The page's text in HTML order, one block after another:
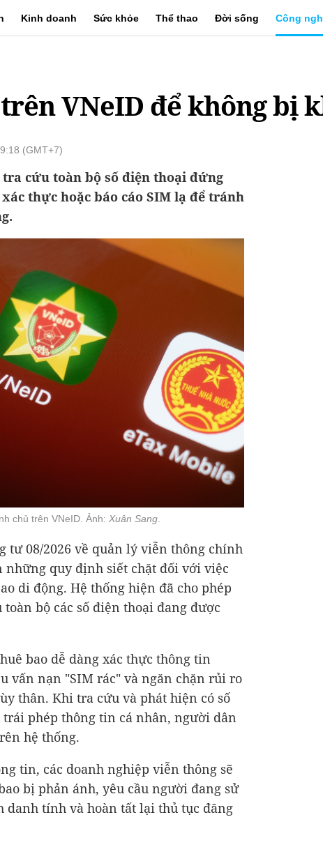
Kinh doanh Sức khỏe Thể thao Đời sống Công
VNeID để không bị
(GMT+7)
cứu toàn bộ số điện thoại đứng
thực hoặc báo cáo SIM lạ để tránh
chủ trên VNeID. Ảnh: Xuân Sang
tư 08/2026 về quản lý viễn thông chính
những quy định siết chặt đối với việc
di động. Hệ thống hiện đã cho phép
bộ các số điện thoại đang được
bao dễ dàng xác thực thông tin
vấn nạn "SIM rác" và ngăn chặn rủi ro
thân. Khi tra cứu và phát hiện có số
phép thông tin cá nhân, người dân
hệ thống.
tin, các doanh nghiệp viễn thông sẽ
bị phản ánh, yêu cầu người đang sử
danh tính và hoàn tất lại thủ tục đăng